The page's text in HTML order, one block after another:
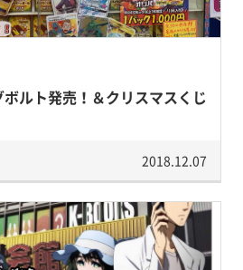
ボルト発売！＆クリスマスくじ
2018.12.07